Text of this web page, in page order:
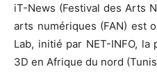
iT-News (Festival des Arts
arts numériques (FAN) est
Lab, initié par NET-INFO,
3D en Afrique du nord